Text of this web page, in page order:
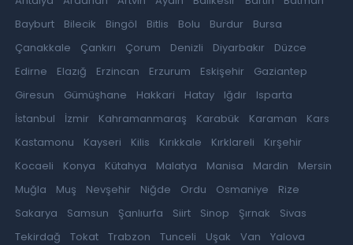
Bayburt
Bilecik Bingöl Bitlis Bolu Burdur
Bursa
Çanakkale
Çankırı Çorum Denizli Diyarbakır
Düzce
Edirne
Elazığ Erzincan Erzurum Eskişehir
Gaziantep
Giresun
Gümüşhane Hakkari Hatay Iğdır
Isparta
İstanbul
İzmir Kahramanmaraş Karabük Karaman
Kars
Kastamonu
Kayseri Kilis Kırıkkale Kırklareli
Kırşehir
Kocaeli
Konya Kütahya Malatya Manisa Mardin
Mersin
Muğla
Muş Nevşehir Niğde Ordu Osmaniye
Rize
Sakarya
Samsun Şanlıurfa Siirt Sinop Şırnak
Sivas
Tekirdağ
Tokat Trabzon Tunceli Uşak Van
Yalova